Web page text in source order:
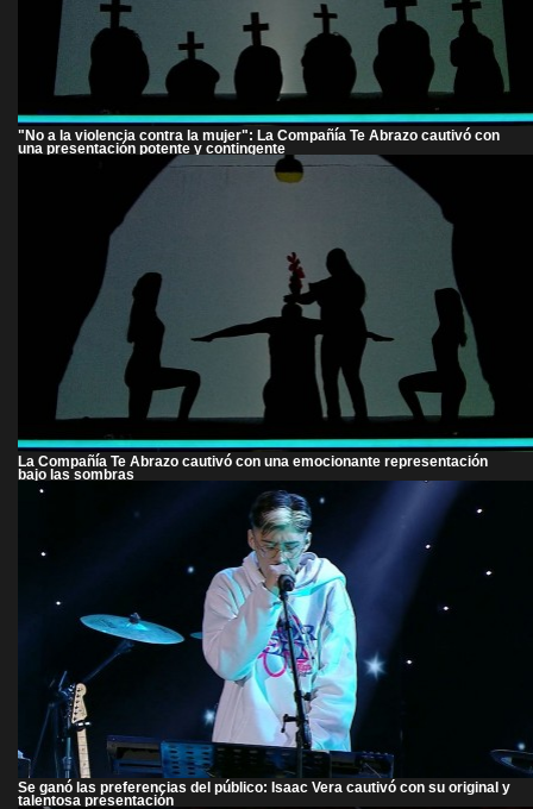
"No a la violencia contra la mujer": La Compañía Te Abrazo cautivó con
una presentación potente y contingente
La Compañía Te Abrazo cautivó con una emocionante representación
bajo las sombras
Se ganó las preferencias del público: Isaac Vera cautivó con su original y
talentosa presentación